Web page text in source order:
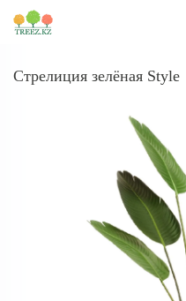
Стрелиция зелёная Style